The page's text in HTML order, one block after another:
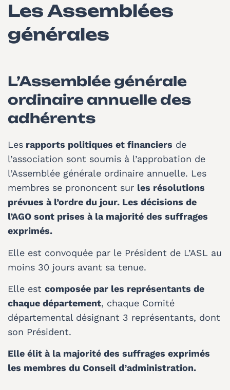
Les Assemblées
générales
L’Assemblée générale
ordinaire annuelle des
adhérents
Les rapports politiques et financiers de
l’association sont soumis à l’approbation de
l’Assemblée générale ordinaire annuelle. Les
membres se prononcent sur les résolutions
prévues à l’ordre du jour. Les décisions de
l’AGO sont prises à la majorité des suffrages
exprimés.
Elle est convoquée par le Président de L’ASL au
moins 30 jours avant sa tenue.
Elle est composée par les représentants de
chaque département, chaque Comité
départemental désignant 3 représentants, dont
son Président.
Elle élit à la majorité des suffrages exprimés
les membres du Conseil d’administration.